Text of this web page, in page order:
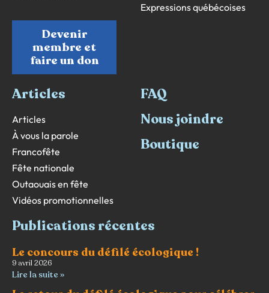
Devenir
membre et
faire un don
Expressions québécoises
Articles
Articles
À vous la parole
Francofête
Fête nationale
Outaouais en fête
Vidéos promotionnelles
FAQ
Nous joindre
Boutique
Publications récentes
Le concours du défilé écologique !
9 avril 2026
Lire la suite »